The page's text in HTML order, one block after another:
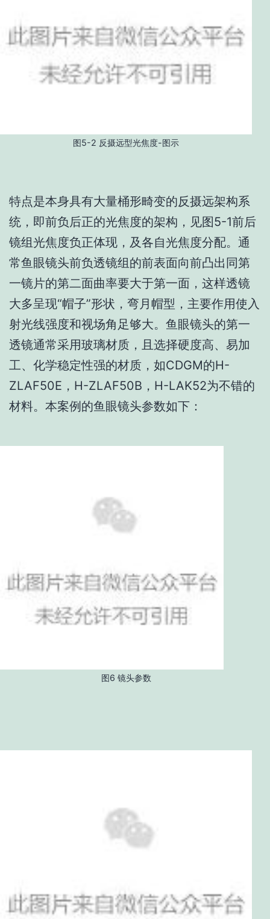
图5-2 反摄远型光焦度-图示
特点是本身具有大量桶形畸变的反摄远架构系
统，即前负后正的光焦度的架构，见图5-1前后
镜组光焦度负正体现，及各自光焦度分配。通
常鱼眼镜头前负透镜组的前表面向前凸出同第
一镜片的第二面曲率要大于第一面，这样透镜
大多呈现“帽子”形状，弯月帽型，主要作用使入
射光线强度和视场角足够大。鱼眼镜头的第一
透镜通常采用玻璃材质，且选择硬度高、易加
工、化学稳定性强的材质，如CDGM的H-
ZLAF50E，H-ZLAF50B，H-LAK52为不错的
材料。本案例的鱼眼镜头参数如下：
图6 镜头参数